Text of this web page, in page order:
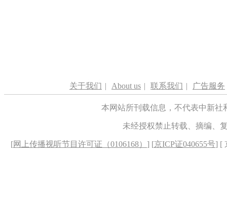
关于我们 | About us | 联系我们 | 广告服务
本网站所刊载信息，不代表中新
未经授权禁止转载、摘编、
[网上传播视听节目许可证（0106168） ] [京ICP证040655号] [